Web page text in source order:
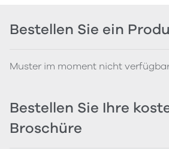
Bestellen Sie ein
Muster im moment nicht
Bestellen Sie Ihre
Broschüre